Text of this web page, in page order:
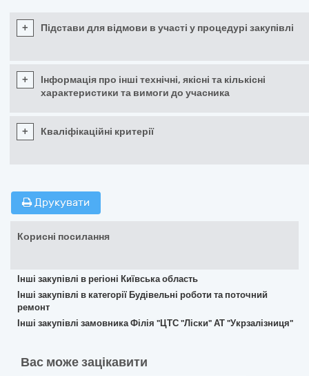
+ Підстави для відмови в участі у процедурі закупівлі
+
Інформація про інші технічні, якісні та кількісні
характеристики та вимоги до учасника
+ Кваліфікаційні критерії
Друкувати
Корисні посилання
Інші закупівлі в регіоні Київська область
Інші закупівлі в категорії Будівельні роботи та поточний
ремонт
Інші закупівлі замовника Філія "ЦТС "Ліски" АТ "Укрзалізниця"
Вас може зацікавити